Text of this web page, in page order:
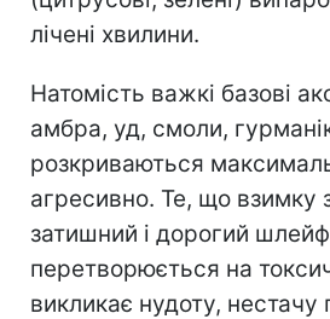
лічені хвилини.
Натомість важкі базові
амбра, уд, смоли,
розкриваються
агресивно. Те, що взимку
затишний і дорогий
перетворюється на
викликає нудоту, нестачу